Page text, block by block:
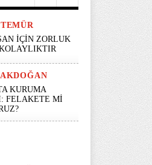
İÇİN ZORLUK
KURUMA
FELAKETE Mİ